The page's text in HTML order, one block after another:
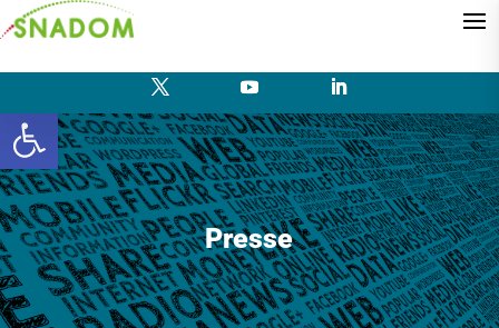
Ouvrir la barre d’outils
Presse